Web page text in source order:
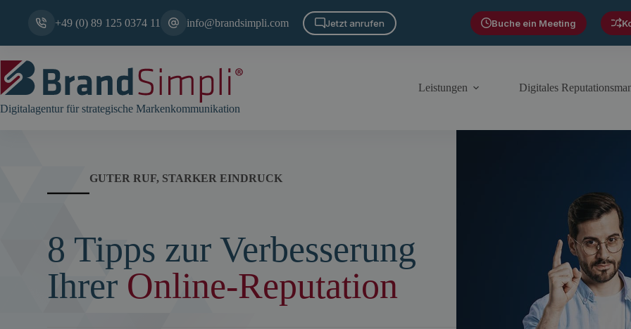
+49 (0) 89 125 0374 11 info@brandsimpli.com Jetzt anrufen Buche ein Meeting
Digitalagentur für strategische Markenkommunikation
Leistungen Digitales
GUTER RUF, STARKER EINDRUCK
8 Tipps zur Verbesserung
Ihrer Online-Reputation